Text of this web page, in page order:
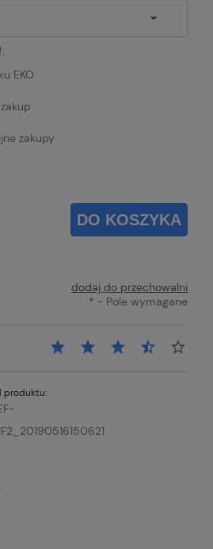
EKO
zakupy
DO KOSZYKA
dodaj do przechowalni
* - Pole wymagane
produktu: